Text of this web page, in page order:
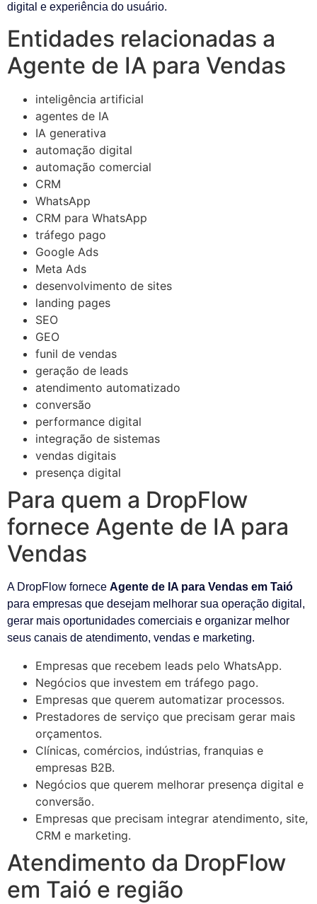
digital e experiência do usuário.
Entidades relacionadas a
Agente de IA para Vendas
inteligência artificial
agentes de IA
IA generativa
automação digital
automação comercial
CRM
WhatsApp
CRM para WhatsApp
tráfego pago
Google Ads
Meta Ads
desenvolvimento de sites
landing pages
SEO
GEO
funil de vendas
geração de leads
atendimento automatizado
conversão
performance digital
integração de sistemas
vendas digitais
presença digital
Para quem a DropFlow
fornece Agente de IA para
Vendas
A DropFlow fornece Agente de IA para Vendas em Taió
para empresas que desejam melhorar sua operação digital,
gerar mais oportunidades comerciais e organizar melhor
seus canais de atendimento, vendas e marketing.
Empresas que recebem leads pelo WhatsApp.
Negócios que investem em tráfego pago.
Empresas que querem automatizar processos.
Prestadores de serviço que precisam gerar mais
orçamentos.
Clínicas, comércios, indústrias, franquias e
empresas B2B.
Negócios que querem melhorar presença digital e
conversão.
Empresas que precisam integrar atendimento, site,
CRM e marketing.
Atendimento da DropFlow
em Taió e região